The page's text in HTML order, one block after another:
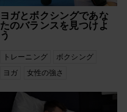
ヨガとボクシングであな
たのバランスを見つけよ
う
トレーニング
ボクシング
ヨガ
女性の強さ